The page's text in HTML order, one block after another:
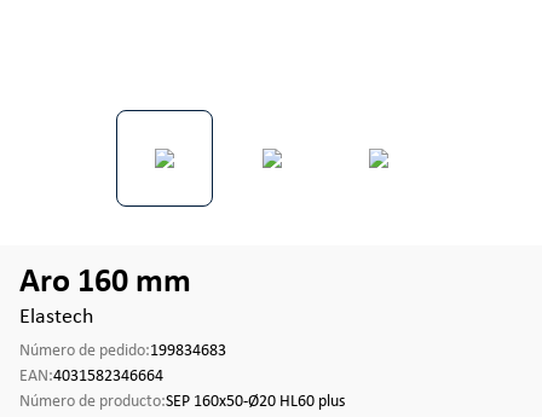
Aro 160 mm
Elastech
Número de pedido:199834683
EAN:4031582346664
Número de producto:SEP 160x50-Ø20 HL60 plus